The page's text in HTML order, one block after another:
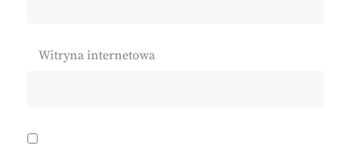
Witryna internetowa